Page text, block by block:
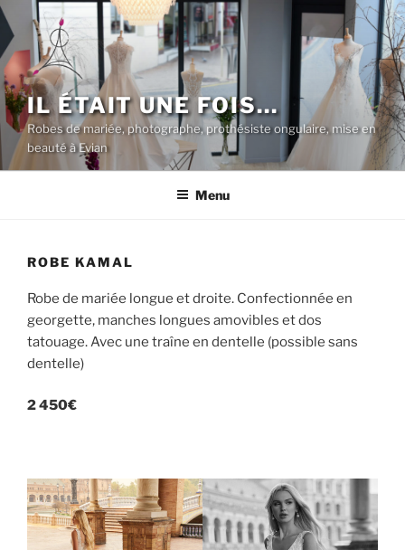
Aller
au
contenu
principal
IL ÉTAIT UNE FOIS…
Robes de mariée, photographe, prothésiste ongulaire, mise en
beauté à Evian
Menu
ROBE KAMAL
Robe de mariée longue et droite. Confectionnée en
georgette, manches longues amovibles et dos
tatouage. Avec une traîne en dentelle (possible sans
dentelle)
2 450€